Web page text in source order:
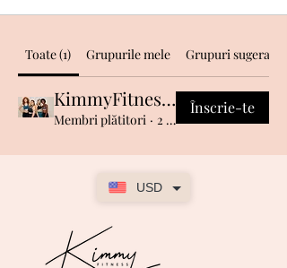
Toate (1) Grupurile mele Grupuri sugerate
KimmyFitness VIP Community
Membri plătitori · 2 membri
Înscrie-te
USD